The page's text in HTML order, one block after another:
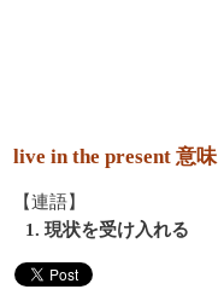
live in the present 意味
【連語】
1. 現状を受け入れる